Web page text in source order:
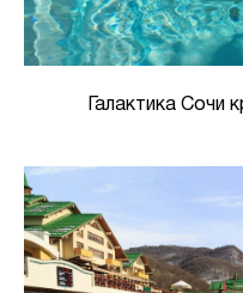
Галактика Сочи